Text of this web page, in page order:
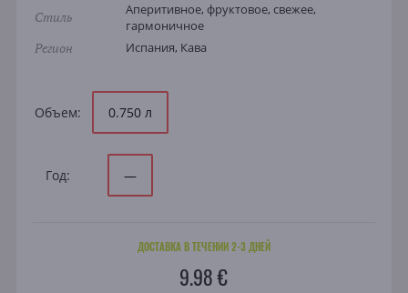
Стиль
Аперитивное, фруктовое, свежее,
гармоничное
Регион Испания, Кава
Объем: 0.750 л
Год: —
ДОСТАВКА В ТЕЧЕНИИ 2-3 ДНЕЙ
9.98 €